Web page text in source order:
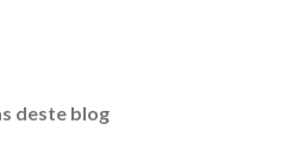
deste blog